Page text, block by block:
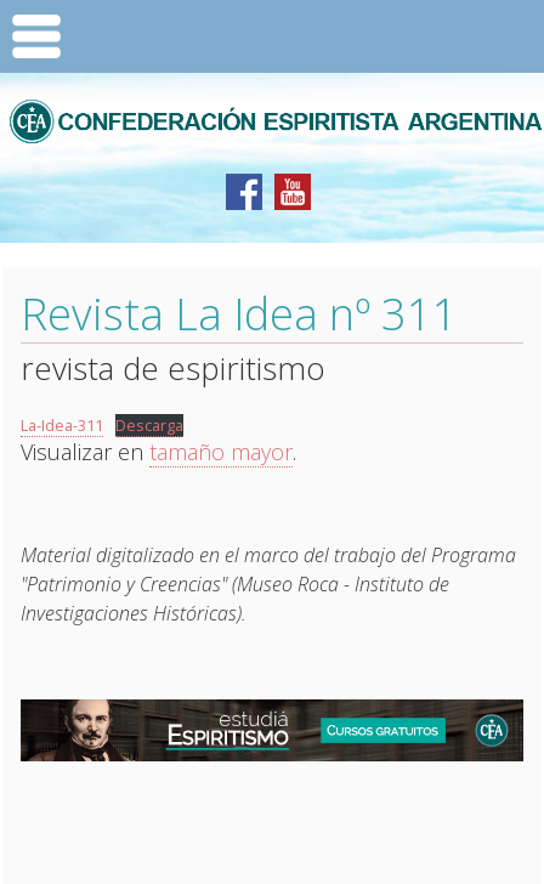
Revista La Idea nº 311
revista de espiritismo
La-Idea-311 Descarga
Visualizar entamaño mayor.
Material digitalizado en el marco del trabajo del Programa
"Patrimonio y Creencias" (Museo Roca - Instituto de
Investigaciones Históricas).